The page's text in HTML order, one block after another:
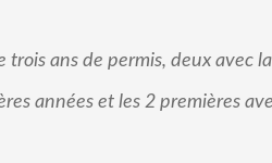
ans de permis, deux avec
années et les 2 premières